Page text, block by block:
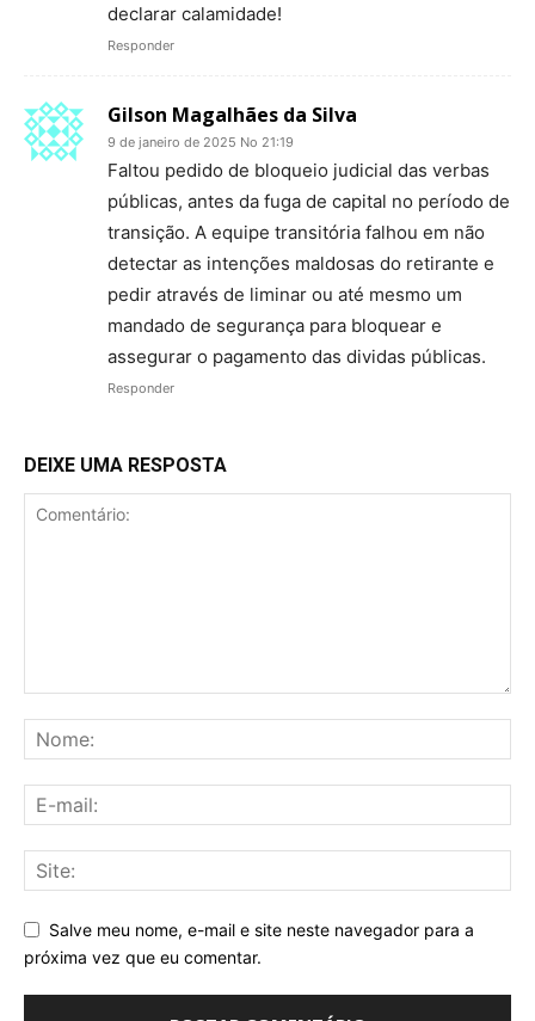
declarar calamidade!
Responder
Gilson Magalhães da Silva
9 de janeiro de 2025 No 21:19
Faltou pedido de bloqueio judicial das verbas
públicas, antes da fuga de capital no período de
transição. A equipe transitória falhou em não
detectar as intenções maldosas do retirante e
pedir através de liminar ou até mesmo um
mandado de segurança para bloquear e
assegurar o pagamento das dividas públicas.
Responder
DEIXE UMA RESPOSTA
Salve meu nome, e-mail e site neste navegador para a
próxima vez que eu comentar.